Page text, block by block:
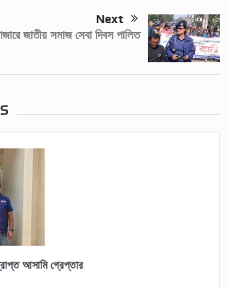
Next
জাতীয় সমাজ সেবা দিবস পালিত
আসামি গ্রেপ্তার